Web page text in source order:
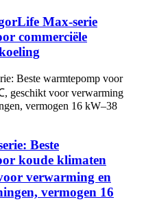
Max-serie
commerciële
Beste
koude klimaten
verwarming en
vermogen 16